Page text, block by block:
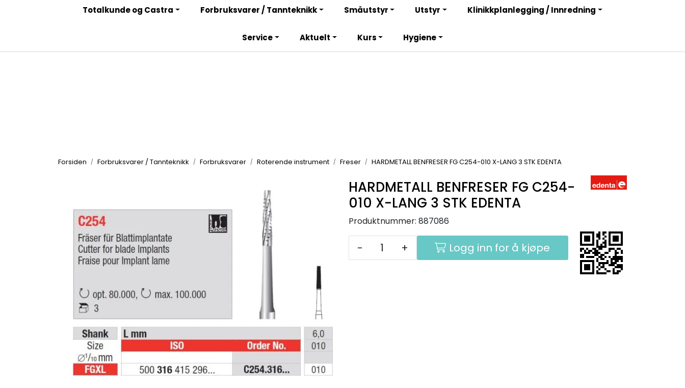
Bli totalkunde og få en rekke fordeler. Les mer!
Totalkunde og Castra Forbruksvarer / Tannteknikk Småutstyr Utstyr Klinikkplanlegging / Innredning
Service Aktuelt Kurs Hygiene
Forsiden Forbruksvarer / Tannteknikk Forbruksvarer Roterende instrument Freser HARDMETALL BENFRESER FG C254-010 X-LANG 3 STK EDENTA
HARDMETALL BENFRESER FG C254-
010 X-LANG 3 STK EDENTA
Produktnummer: 887086
- + Logg inn for å kjøpe